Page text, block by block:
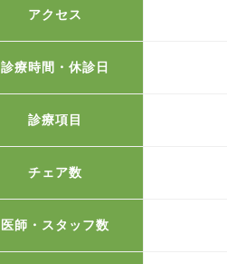
アクセス
診療時間・休診日
診療項目
チェア数
医師・スタッフ数